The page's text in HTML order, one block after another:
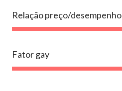
Relação preço/desempenho
Fator gay